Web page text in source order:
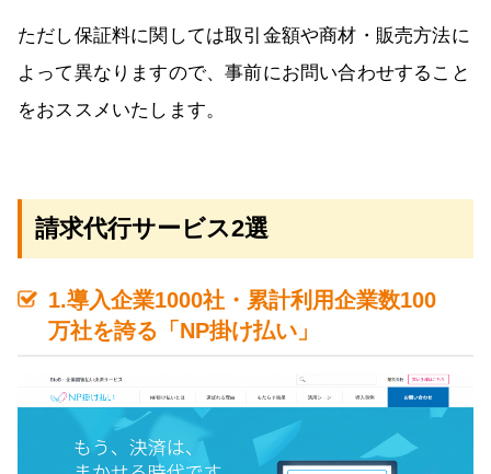
ただし保証料に関しては取引金額や商材・販売方法に
よって異なりますので、事前にお問い合わせすること
をおススメいたします。
請求代行サービス2選
1.導入企業1000社・累計利用企業数100
万社を誇る「NP掛け払い」